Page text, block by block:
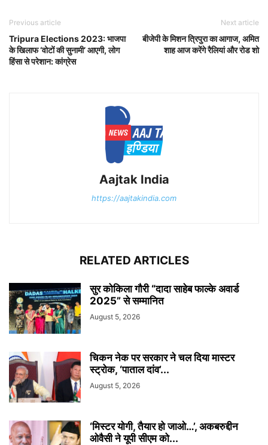
Previous article
Tripura Elections 2023: भाजपा
के खिलाफ ‘वोटों की सुनामी’ आएगी, लोग
हिंसा से परेशान: कांग्रेस
Next article
बीजेपी के मिशन त्रिपुरा का आगाज, अमित
शाह आज करेंगे रैलियां और रोड शो
Aajtak India
https://aajtakindia.com
RELATED ARTICLES
सुर कोकिला गौरी “दादा साहेब फाल्के अवार्ड
2025” से सम्मानित
August 5, 2026
चिकन नेक पर सरकार ने चल दिया मास्टर
स्ट्रोक, ‘पाताल दांव’...
August 5, 2026
‘मिस्टर योगी, तैयार हो जाओ…’, अकबरुद्दीन
ओवैसी ने यूपी सीएम को...